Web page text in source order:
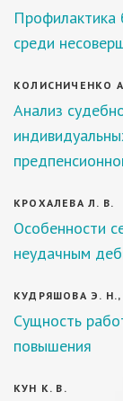
Профилактика
среди
КОЛИСНИЧЕНКО
Анализ
КРОХАЛЕВА Л. В.
Особенности
неудачным
КУДРЯШОВА Э.
Сущность
повышения
КУН К. В.